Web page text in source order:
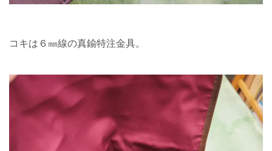
コキは６㎜線の真鍮特注金具。